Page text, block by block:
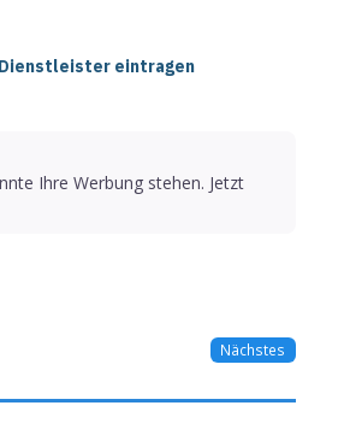
eintragen
Ihre Werbung stehen. Jetzt
Nächstes